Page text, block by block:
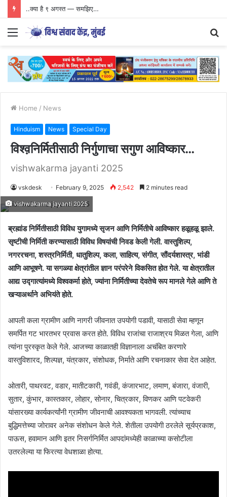
..क्या है ९ अगस्त — समझिए…
Menu
Home / News
Hinduism News Special Day
विश्व़निर्मितीसाठी निर्गुणाचा सगुण आविष्कार…
vishwakarma jayanti 2025
vskdesk February 9, 2025 2,542 2 minutes read
vishwakarma jayanti 2025
ब्रह्मांड निर्मितीसाठी विविध युगामध्ये सृजन आणि निर्मितीचे आविष्कार हळूहळू झाले.
सृष्टीची निर्मिती करण्यासाठी विविध विषयांची निवड केली गेली. वास्तुशिल्प,
नगररचना, शस्त्रनिर्मिती, धातुशिल्प, कला, साहित्य, संगीत, सौंदर्यशास्त्र, भांडी
आणि आभूषणे. या सगळ्या क्षेत्रांतील ज्ञान परंपरेने विकसित होत गेले. या क्षेत्रातील
आद्य उद्गात्यांमध्ये विश्वकर्मा होते, ज्यांना निर्मितीच्या देवतेचे रूप मानले गेले आणि ते
खऱ्याअर्थाने अभियंते होते.
आपली कला ग्रामीण आणि नागरी जीवनात उपयोगी पडावी, यासाठी सेवा म्हणून
समर्पित गट भारतभर प्रवास करत होते. विविध राजांचा राजाश्रय मिळत गेला, आणि
त्यांना पुरस्कृत केले गेले. आजच्या काळातही विज्ञानाला अचंबित करणारे
वास्तुविशारद, शिल्पज्ञ, यंत्रकार, संशोधक, निर्माते आणि रचनाकार सेवा देत आहेत.
ओतारी, पाथरवट, वडार, मातीटकारी, गवंडी, कंजारभाट, लमाण, बंजारा, वंजारी,
सुतार, कुंभार, कास्तकार, लोहार, सोनार, चित्रकार, विणकर आणि पटवेकरी
यांसारख्या कार्यकर्त्यांनी ग्रामीण जीवनाची आवश्यकता भागवली. त्यांच्याच
बुद्धिमत्तेच्या जोरावर अनेक संशोधन केले गेले. शेतीला उपयोगी ठरलेले सूर्यप्रकाश,
पाऊस, हवामान आणि इतर निसर्गनिर्मित आपदांमध्येही काळाच्या कसोटीला
उतरलेल्या या फिरत्या वेधशाळा होत्या.